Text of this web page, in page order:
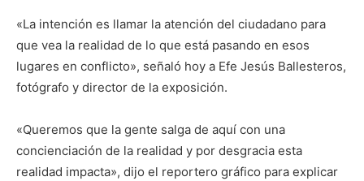
«La intención es llamar la atención del ciudadano para
que vea la realidad de lo que está pasando en esos
lugares en conflicto», señaló hoy a Efe Jesús Ballesteros,
fotógrafo y director de la exposición.
«Queremos que la gente salga de aquí con una
concienciación de la realidad y por desgracia esta
realidad impacta», dijo el reportero gráfico para explicar